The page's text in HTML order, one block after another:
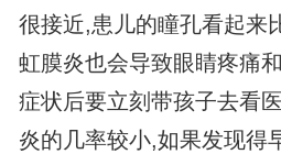
很接近,患儿的瞳孔看起来
虹膜炎也会导致眼睛疼痛
症状后要立刻带孩子去看
炎的几率较小,如果发现得